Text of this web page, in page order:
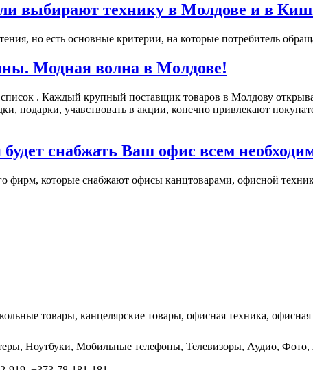
выбирают технику в Молдове и в
но есть основные критерии, на которые потребитель
Модная волна в Молдове!
. Каждый крупный поставщик товаров в Молдову
учавствовать в акции, конечно привлекают
снабжать Ваш офис всем
которые снабжают офисы канцтоварами, офисной
товары, канцелярские товары, офисная техника, офисная
Ноутбуки, Мобильные телефоны, Телевизоры, Аудио,